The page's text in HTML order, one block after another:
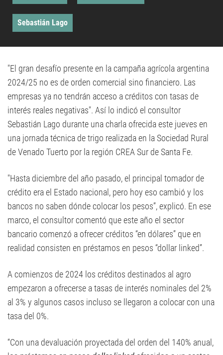
Sebastián Lago
"El gran desafío presente en la campaña agrícola argentina
2024/25 no es de orden comercial sino financiero. Las
empresas ya no tendrán acceso a créditos con tasas de
interés reales negativas". Así lo indicó el consultor
Sebastián Lago durante una charla ofrecida este jueves en
una jornada técnica de trigo realizada en la Sociedad Rural
de Venado Tuerto por la región CREA Sur de Santa Fe.
"Hasta diciembre del año pasado, el principal tomador de
crédito era el Estado nacional, pero hoy eso cambió y los
bancos no saben dónde colocar los pesos”, explicó. En ese
marco, el consultor comentó que este año el sector
bancario comenzó a ofrecer créditos “en dólares” que en
realidad consisten en préstamos en pesos “dollar linked”.
A comienzos de 2024 los créditos destinados al agro
empezaron a ofrecerse a tasas de interés nominales del 2%
al 3% y algunos casos incluso se llegaron a colocar con una
tasa del 0%.
“Con una devaluación proyectada del orden del 140% anual,